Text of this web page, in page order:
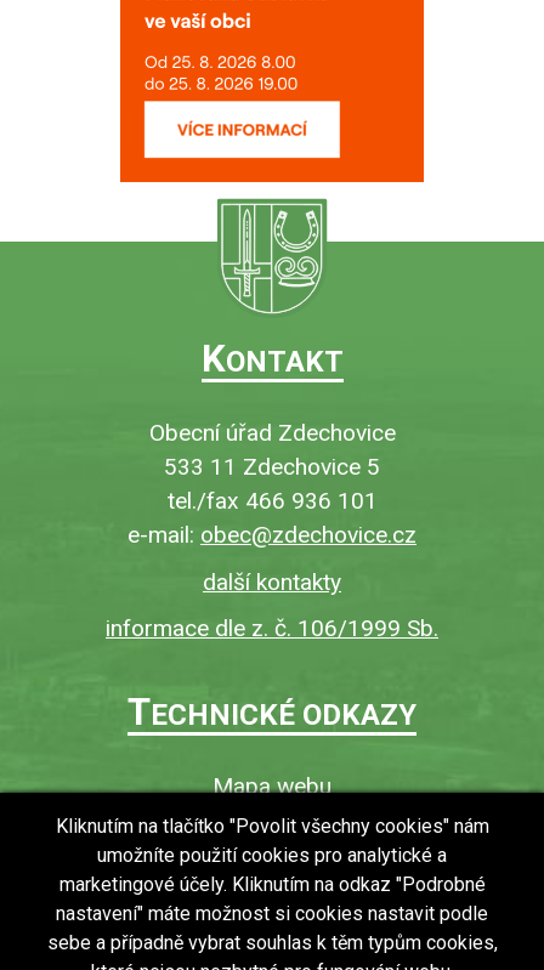
KONTAKT
Obecní úřad Zdechovice
533 11 Zdechovice 5
tel./fax 466 936 101
e-mail: obec@zdechovice.cz
další kontakty
informace dle z. č. 106/1999 Sb.
TECHNICKÉ ODKAZY
Mapa webu
O webu
Povinně zveřejňované informace
Ochrana osobních údajů (GDPR)
Vyhledávání
Kliknutím na tlačítko "Povolit všechny cookies" nám
umožníte použití cookies pro analytické a
marketingové účely. Kliknutím na odkaz "Podrobné
nastavení" máte možnost si cookies nastavit podle
sebe a případně vybrat souhlas k těm typům cookies,